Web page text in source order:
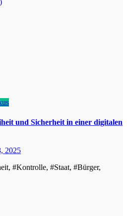
und Sicherheit in einer digitalen
2025